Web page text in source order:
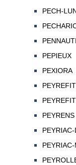
PECH-
PEPIEUX
PEXIORA
PEYRENS